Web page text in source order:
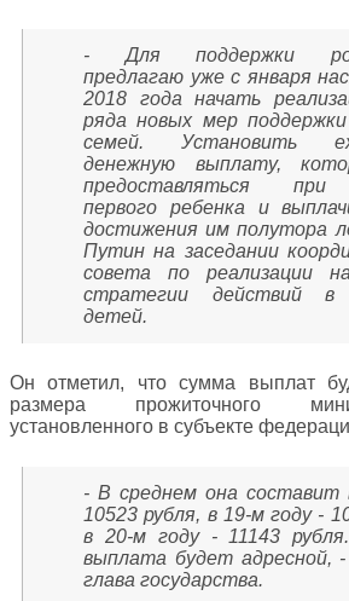
- Для поддержки
предлагаю уже с января
2018 года начать
ряда новых мер поддержки
семей. Установить
денежную выплату,
предоставляться при
первого ребенка и
достижения им полутора
Путин на заседании
совета по реализации
стратегии действий в
детей.
Он отметил, что сумма выплат
размера прожиточного
установленного в субъекте
- В среднем она составит
10523 рубля, в 19-м году -
в 20-м году - 11143
выплата будет адресной, -
глава государства.